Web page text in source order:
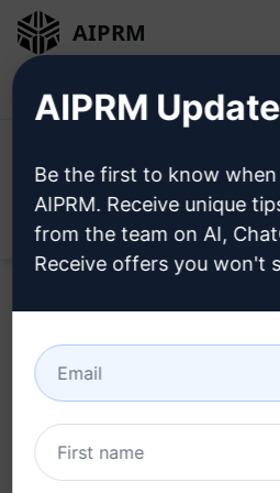
AIPRM
Probeer nu
AIPRM
Be the first to know
AIPRM. Receive unique
from the team on AI,
Receive offers you won't